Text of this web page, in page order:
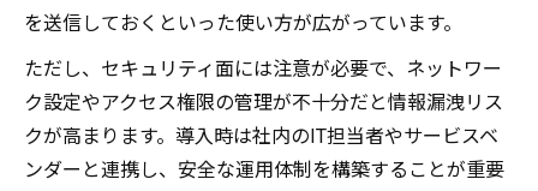
を送信しておくといった使い方が広がっています。
ただし、セキュリティ面には注意が必要で、ネットワー
ク設定やアクセス権限の管理が不十分だと情報漏洩リス
クが高まります。導入時は社内のIT担当者やサービスベ
ンダーと連携し、安全な運用体制を構築することが重要